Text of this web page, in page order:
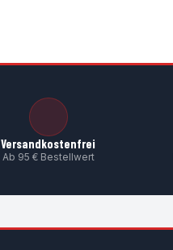
Versandkostenfrei
Ab 95 € Bestellwert